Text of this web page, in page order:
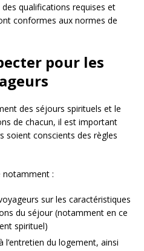
qualifications requises et
conformes aux normes de
pour les
des séjours spirituels et le
de chacun, il est important
soient conscients des règles
notamment :
sur les caractéristiques
du séjour (notamment en ce
spirituel)
l’entretien du logement, ainsi